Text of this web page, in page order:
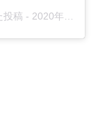
投稿 - 2020年 6月月13日午後7時12分PDT